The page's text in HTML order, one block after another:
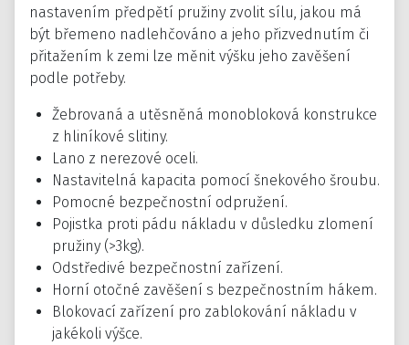
nastavením předpětí pružiny zvolit sílu, jakou má
být břemeno nadlehčováno a jeho přizvednutím či
přitažením k zemi lze měnit výšku jeho zavěšení
podle potřeby.
Žebrovaná a utěsněná monobloková konstrukce
z hliníkové slitiny.
Lano z nerezové oceli.
Nastavitelná kapacita pomocí šnekového šroubu.
Pomocné bezpečnostní odpružení.
Pojistka proti pádu nákladu v důsledku zlomení
pružiny (>3kg).
Odstředivé bezpečnostní zařízení.
Horní otočné zavěšení s bezpečnostním hákem.
Blokovací zařízení pro zablokování nákladu v
jakékoli výšce.